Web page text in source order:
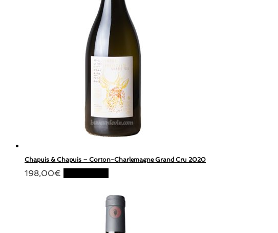
Chapuis & Chapuis – Corton-Charlemagne Grand Cru 2020
198,00€